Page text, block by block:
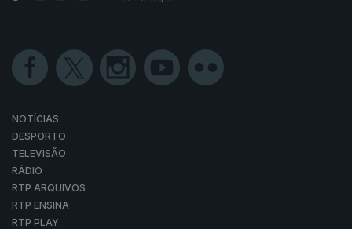
NOTÍCIAS
DESPORTO
TELEVISÃO
RÁDIO
RTP ARQUIVOS
RTP ENSINA
RTP PLAY